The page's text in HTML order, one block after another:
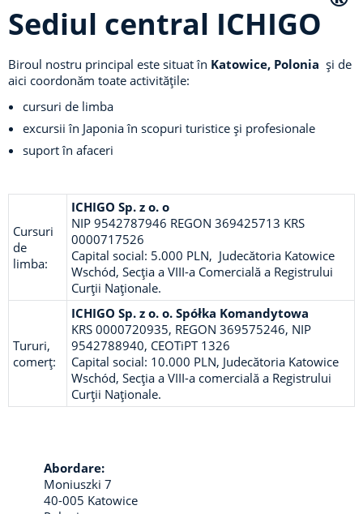
UK
Sediul central ICHIGO
Biroul nostru principal este situat în Katowice, Polonia și de
aici coordonăm toate activitățile:
cursuri de limba
excursii în Japonia în scopuri turistice și profesionale
suport în afaceri
Cursuri
de
limba:
ICHIGO Sp. z o. o
NIP 9542787946 REGON 369425713 KRS
0000717526
Capital social: 5.000 PLN, Judecătoria Katowice
Wschód, Secția a VIII-a Comercială a Registrului
Curții Naționale.
Tururi,
comerț:
ICHIGO Sp. z o. o. Spółka Komandytowa
KRS 0000720935, REGON 369575246, NIP
9542788940, CEOTiPT 1326
Capital social: 10.000 PLN, Judecătoria Katowice
Wschód, Secția a VIII-a comercială a Registrului
Curții Naționale.
Abordare:
Moniuszki 7
40-005 Katowice